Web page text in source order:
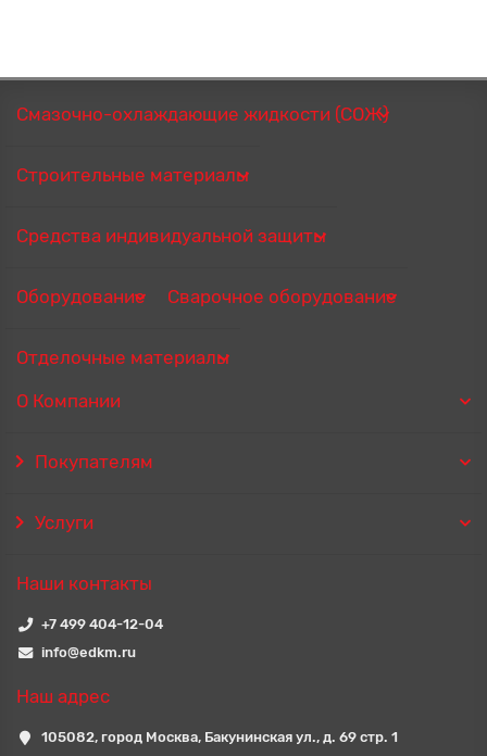
Смазочно-охлаждающие жидкости (СОЖ)
Строительные материалы
Средства индивидуальной защиты
Оборудование Сварочное оборудование
Отделочные материалы
О Компании
Покупателям
Услуги
Наши контакты
+7 499 404-12-04
info@edkm.ru
Наш адрес
105082, город Москва, Бакунинская ул., д. 69 стр. 1